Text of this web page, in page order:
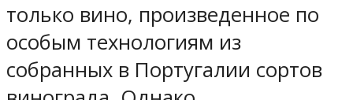
только вино, произведенное по
особым технологиям из
собранных в Португалии сортов